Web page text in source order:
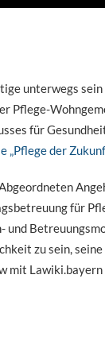
unterwegs
Pflege-
für
„Pflege der
für
zu sein,
mit